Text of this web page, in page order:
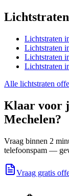
Lichtstraten
Lichtstraten
Lichtstraten
Lichtstraten
Lichtstraten
Alle lichtstraten
Klaar voor
Mechelen?
Vraag binnen 2
telefoonspam —
Vraag gratis